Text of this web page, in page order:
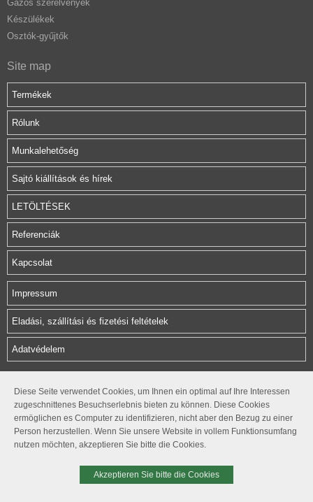
Diese Seite verwendet Cookies, um Ihnen ein optimal auf Ihre Interessen
zugeschnittenes Besuchserlebnis bieten zu können. Diese Cookies
ermöglichen es Computer zu identifizieren, nicht aber den Bezug zu einer
Person herzustellen. Wenn Sie unsere Website in vollem Funktionsumfang
nutzen möchten, akzeptieren Sie bitte die Cookies.
Akzeptieren Sie bitte die Cookies
Gázos szerelvények
Készülékek
Osztók-gyűjtők
Site map
Termékek
Rólunk
Munkalehetőség
Sajtó kiállítások és hírek
LETÖLTÉSEK
Referenciák
Kapcsolat
Impressum
Eladási, szállítási és fizetési feltételek
Adatvédelem
Rétifarkas u. 10.
1172 Budapest
office@herzarmatura.hu
+36 1 254 05 80